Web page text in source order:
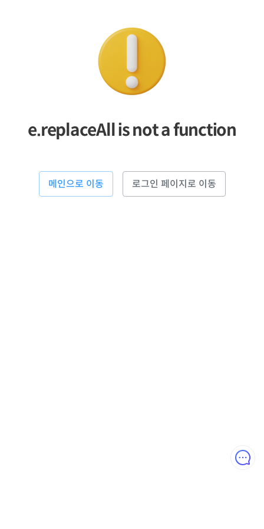
e.replaceAll is not a function
메인으로 이동 로그인 페이지로 이동